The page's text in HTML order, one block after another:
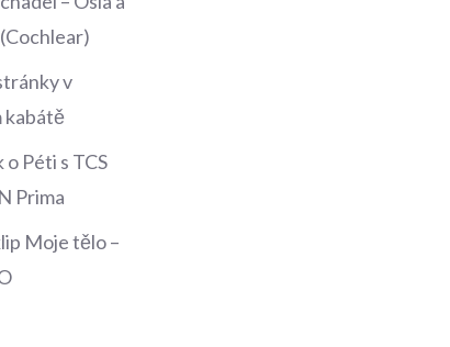
v
kabátě
o Péti s TCS
Prima
Moje tělo –